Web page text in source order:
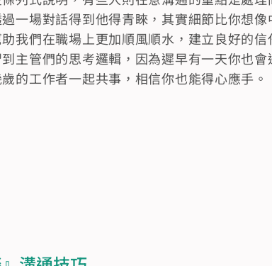
一場對話得到他得青睞，其實細節比你想
我們在職場上更加順風順水，建立良好的
主管們的思考邏輯，因為遲早有一天你也
的工作者一起共事，相信你也能得心應手。